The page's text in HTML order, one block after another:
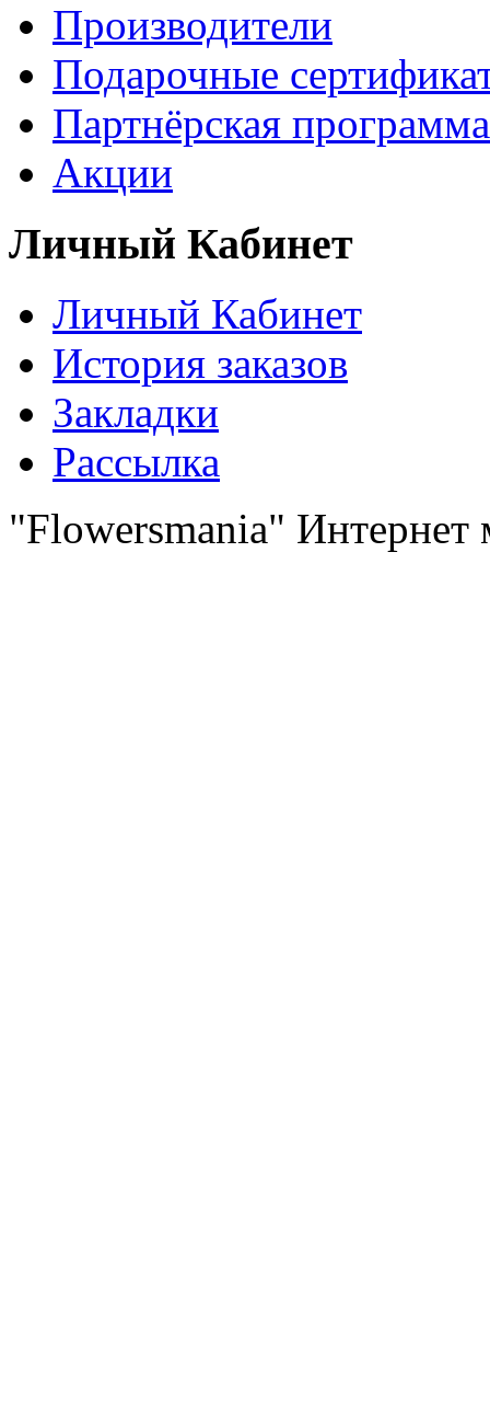
Производители
Подарочные
Партнёрская программа
Акции
Личный Кабинет
Личный Кабинет
История заказов
Закладки
Рассылка
"Flowersmania" Интернет